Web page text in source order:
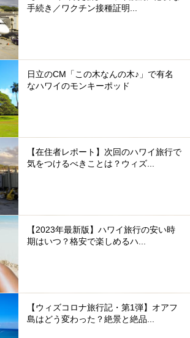
手続き／ワクチン接種証明...
日立のCM「この木なんの木♪」で有名
なハワイのモンキーポッド
【在住者レポート】次回のハワイ旅行で
気をつけるべきことは？ウィズ...
【2023年最新版】ハワイ旅行の安い時
期はいつ？格安で楽しめるハ...
【ウィズコロナ旅行記・第1弾】オアフ
島はどう変わった？絶景と絶品...